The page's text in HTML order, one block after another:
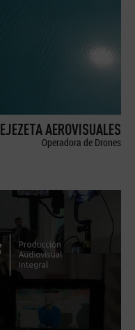
EJEZETA AEROVISUALES
Operadora de Drones